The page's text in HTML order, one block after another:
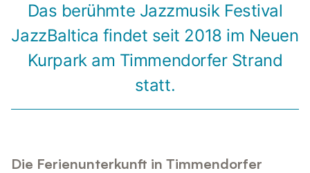
Das berühmte Jazzmusik Festival
JazzBaltica findet seit 2018 im Neuen
Kurpark am Timmendorfer Strand
statt.
Die Ferienunterkunft in Timmendorfer